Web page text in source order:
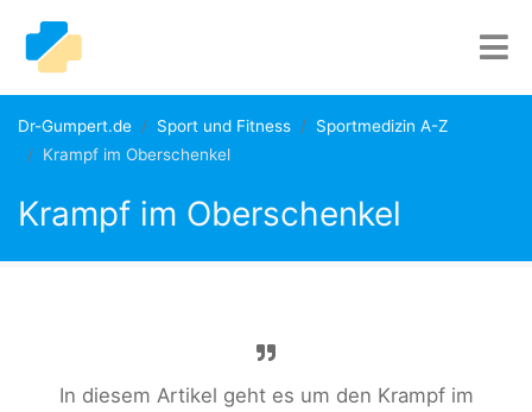
Dr-Gumpert.de Sport und Fitness
Sportmedizin A-Z
Krampf im Oberschenkel
Krampf im Oberschenkel
In diesem Artikel geht es um den Krampf im